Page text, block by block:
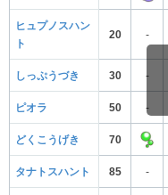
ヒュプノスハン
ト
20 -
しっぷうづき 30 -
ピオラ 50 -
どくこうげき 70
タナトスハント 85 -